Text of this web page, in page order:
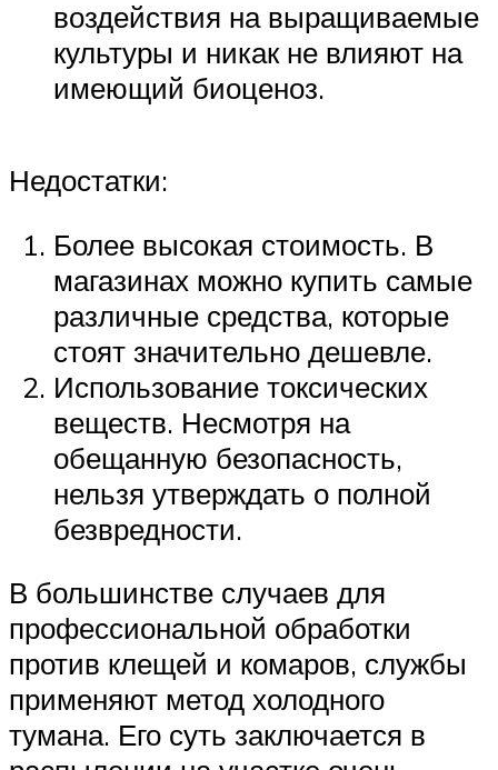
воздействия на выращиваемые
культуры и никак не влияют на
имеющий биоценоз.
Недостатки:
Более высокая стоимость. В
магазинах можно купить самые
различные средства, которые
стоят значительно дешевле.
Использование токсических
веществ. Несмотря на
обещанную безопасность,
нельзя утверждать о полной
безвредности.
В большинстве случаев для
профессиональной обработки
против клещей и комаров, службы
применяют метод холодного
тумана. Его суть заключается в